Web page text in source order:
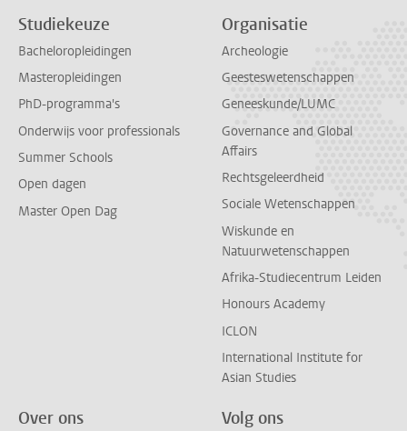
Studiekeuze
Bacheloropleidingen
Masteropleidingen
PhD-programma's
Onderwijs voor professionals
Summer Schools
Open dagen
Master Open Dag
Organisatie
Archeologie
Geesteswetenschappen
Geneeskunde/LUMC
Governance and Global
Affairs
Rechtsgeleerdheid
Sociale Wetenschappen
Wiskunde en
Natuurwetenschappen
Afrika-Studiecentrum Leiden
Honours Academy
ICLON
International Institute for
Asian Studies
Over ons Volg ons